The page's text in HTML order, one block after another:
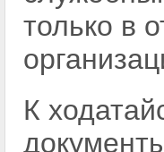
только в
К